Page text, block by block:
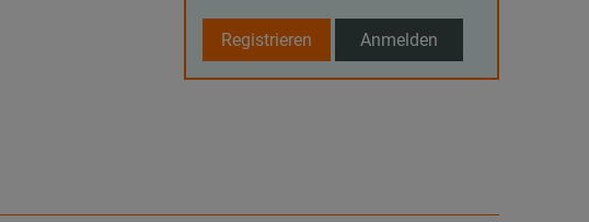
Registrieren Anmelden